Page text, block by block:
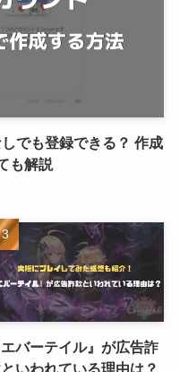
でも登録できる？ 作成
も解説
エバーテイル』が広告詐
いわれている理由は？